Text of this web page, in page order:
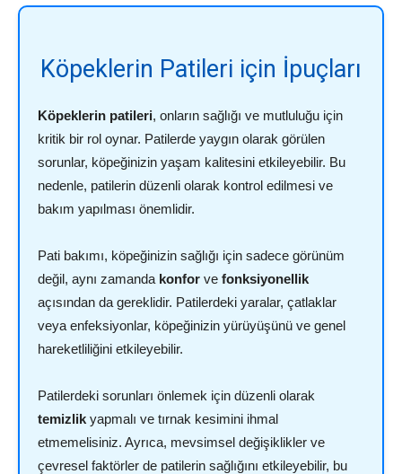
Köpeklerin Patileri için İpuçları
Köpeklerin patileri, onların sağlığı ve mutluluğu için
kritik bir rol oynar. Patilerde yaygın olarak görülen
sorunlar, köpeğinizin yaşam kalitesini etkileyebilir. Bu
nedenle, patilerin düzenli olarak kontrol edilmesi ve
bakım yapılması önemlidir.
Pati bakımı, köpeğinizin sağlığı için sadece görünüm
değil, aynı zamanda konfor ve fonksiyonellik
açısından da gereklidir. Patilerdeki yaralar, çatlaklar
veya enfeksiyonlar, köpeğinizin yürüyüşünü ve genel
hareketliliğini etkileyebilir.
Patilerdeki sorunları önlemek için düzenli olarak
temizlik yapmalı ve tırnak kesimini ihmal
etmemelisiniz. Ayrıca, mevsimsel değişiklikler ve
çevresel faktörler de patilerin sağlığını etkileyebilir, bu